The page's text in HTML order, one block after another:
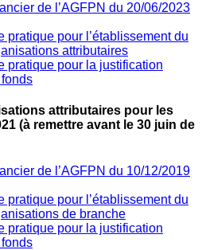
de l’AGFPN du 20/06/2023
pratique pour l’établissement du
attributaires
pratique pour la justification
attributaires pour les
(à remettre avant le 30 juin de
de l’AGFPN du 10/12/2019
pratique pour l’établissement du
de branche
pratique pour la justification